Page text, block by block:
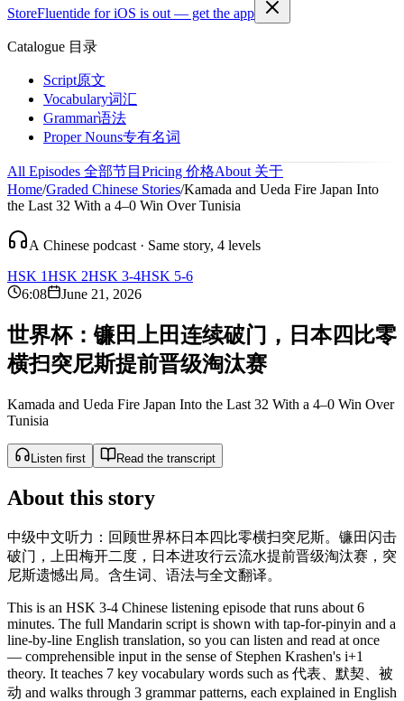
StoreFluentide for iOS is out — get the app
Catalogue 目录
Script原文
Vocabulary词汇
Grammar语法
Proper Nouns专有名词
All Episodes 全部节目 Pricing 价格About 关于
Home/Graded Chinese Stories/Kamada and Ueda Fire Japan Into
the Last 32 With a 4–0 Win Over Tunisia
A Chinese podcast · Same story, 4 levels
HSK 1HSK 2HSK 3-4HSK 5-6
6:08
June 21, 2026
世界杯：镰田上田连续破门 ， 日 本四 比零
横扫突尼斯提前晋级淘汰赛
Kamada and Ueda Fire Japan Into the Last 32 With a 4–0 Win Over
Tunisia
Listen first Read the transcript
About this story
中级中文听力：回顾世界杯日本四比零横扫突尼斯。镰田闪击
破门，上田梅开二度，日本进攻行云流水提前晋级淘汰赛，突
尼斯遗憾出局。含生词、语法与全文翻译。
This is an HSK 3-4 Chinese listening episode that runs about 6
minutes. The full Mandarin script is shown with tap-for-pinyin and a
line-by-line English translation, so you can listen and read at once
— comprehensible input in the sense of Stephen Krashen's i+1
theory. It teaches 7 key vocabulary words such as 代表、默契、被
动 and walks through 3 grammar patterns, each explained in English